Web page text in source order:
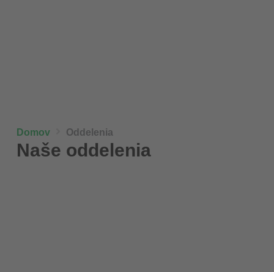
Domov Oddelenia
Naše oddelenia